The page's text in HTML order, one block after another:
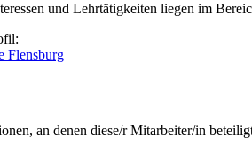
und Lehrtätigkeiten liegen im
Flensburg
an denen diese/r Mitarbeiter/in